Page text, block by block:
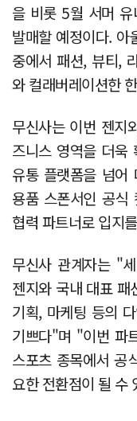
을 비롯 5월 서머 유
발매할 예정이다. 아
중에서 패션, 뷰티,
와 컬래버레이션한
무신사는 이번 젠지
즈니스 영역을 더욱
유통 플랫폼을 넘어
용품 스폰서인 공식
협력 파트너로 입지
무신사 관계자는 "
젠지와 국내 대표 패
기획, 마케팅 등의
기쁘다"며 "이번 파
스포츠 종목에서 공
요한 전환점이 될 수